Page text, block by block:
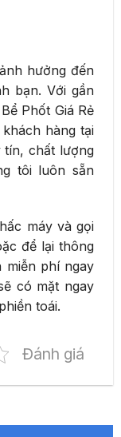
hưởng đến
bạn. Với gần
Phốt Giá Rẻ
hàng tại
tín, chất lượng
tôi luôn sẵn
máy và gọi
để lại thông
miễn phí ngay
có mặt ngay
toái.
Đánh giá